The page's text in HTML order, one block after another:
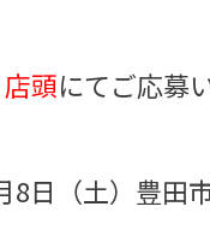
店頭にてご応募
8日（土）豊田